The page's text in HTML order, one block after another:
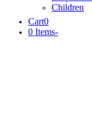
Children
Cart0
0 Items-